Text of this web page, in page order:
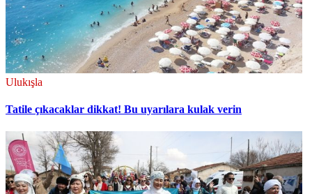
Ulukışla
Tatile çıkacaklar dikkat! Bu uyarılara kulak verin